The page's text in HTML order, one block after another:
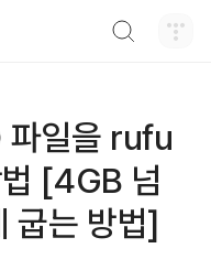
일을 rufu
[4GB 넘
굽는 방법]